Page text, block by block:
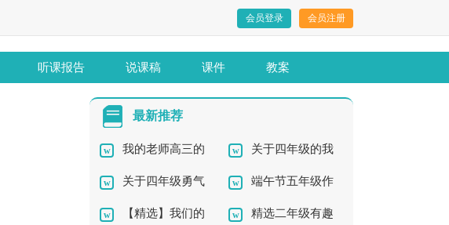
会员登录 会员注册
听课报告 说课稿 课件 教案
最新推荐
我的老师高三的
作文
关于四年级的我
作文300字7篇
关于四年级勇气
的作文汇编七篇
端午节五年级作
文
【精选】我们的 精选二年级有趣